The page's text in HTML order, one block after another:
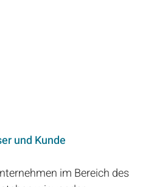
und Kunde
im Bereich des